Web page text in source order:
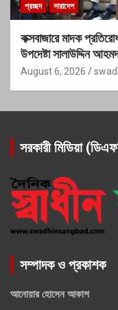
প্রচ্ছদ সারাদেশ
কক্সবাজারে মাদক
উপদেষ্টা সালাউদ্দিন
August 6, 2026
সরকারী মিডিয়া
সম্পাদক ও প্রকাশক
আনোয়ার হোসেন আকাশ